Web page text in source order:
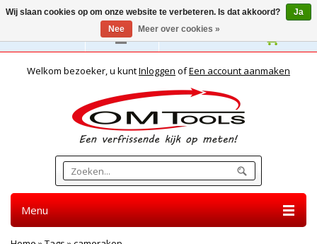
Nederlands
Welkom bezoeker, u kuntInloggen ofEen account aanmaken
Menu
Wij slaan cookies op om onze website te verbeteren. Is dat akkoord?
Ja
Nee
Meer over cookies »